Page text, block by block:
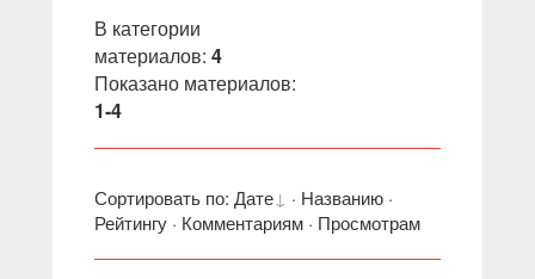
В категории
материалов: 4
Показано материалов:
1-4
Сортировать по: Дате · Названию ·
Рейтингу · Комментариям · Просмотрам